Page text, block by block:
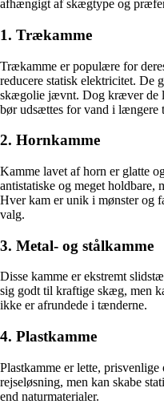
afhængigt af skægtype og
1. Trækamme
Trækamme er populære for
reducere statisk elektricitet. De
skægolie jævnt. Dog kræver de
bør udsættes for vand i længere
2. Hornkamme
Kamme lavet af horn er glatte
antistatiske og meget holdbare,
Hver kam er unik i mønster og
valg.
3. Metal- og stålkamme
Disse kamme er ekstremt
sig godt til kraftige skæg, men
ikke er afrundede i tænderne.
4. Plastkamme
Plastkamme er lette,
rejseløsning, men kan skabe
end naturmaterialer.